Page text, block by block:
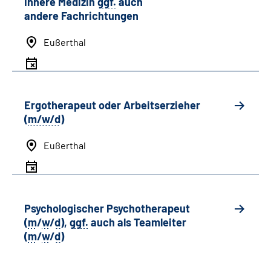
andere Fachrichtungen
Eußerthal
Ergotherapeut oder Arbeitserzieher
(m/w/d)
Eußerthal
Psychologischer Psychotherapeut
(m/w/d), ggf. auch alsTeamleiter
(m/w/d)